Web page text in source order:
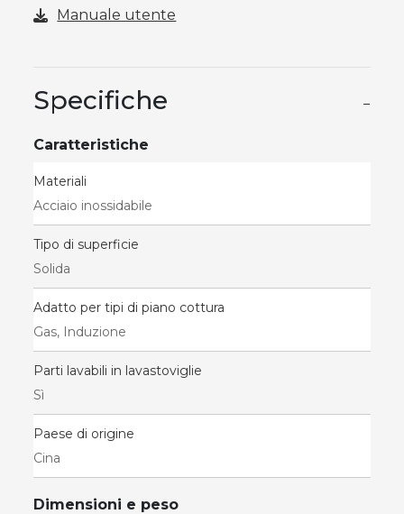
Manuale utente
Specifiche −
Caratteristiche
Materiali
Acciaio inossidabile
Tipo di superficie
Solida
Adatto per tipi di piano cottura
Gas, Induzione
Parti lavabili in lavastoviglie
Sì
Paese di origine
Cina
Dimensioni e peso